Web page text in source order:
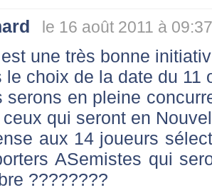
le 16 août 2011 à 09:37
une très bonne
le choix de la date du 11
serons en pleine
ceux qui seront en
aux 14 joueurs
ASemistes qui
????????